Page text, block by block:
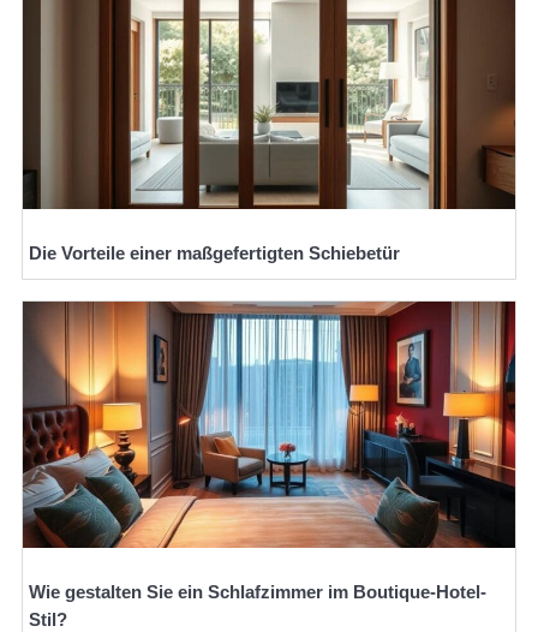
Die Vorteile einer maßgefertigten Schiebetür
Wie gestalten Sie ein Schlafzimmer im Boutique-Hotel-
Stil?